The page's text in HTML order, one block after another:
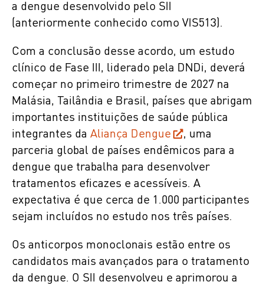
a dengue desenvolvido pelo SII
(anteriormente conhecido como VIS513).
Com a conclusão desse acordo, um estudo
clínico de Fase III, liderado pela DNDi, deverá
começar no primeiro trimestre de 2027 na
Malásia, Tailândia e Brasil, países que abrigam
importantes instituições de saúde pública
integrantes da Aliança Dengue
, uma
parceria global de países endêmicos para a
dengue que trabalha para desenvolver
tratamentos eficazes e acessíveis. A
expectativa é que cerca de 1.000 participantes
sejam incluídos no estudo nos três países.
Os anticorpos monoclonais estão entre os
candidatos mais avançados para o tratamento
da dengue. O SII desenvolveu e aprimorou a